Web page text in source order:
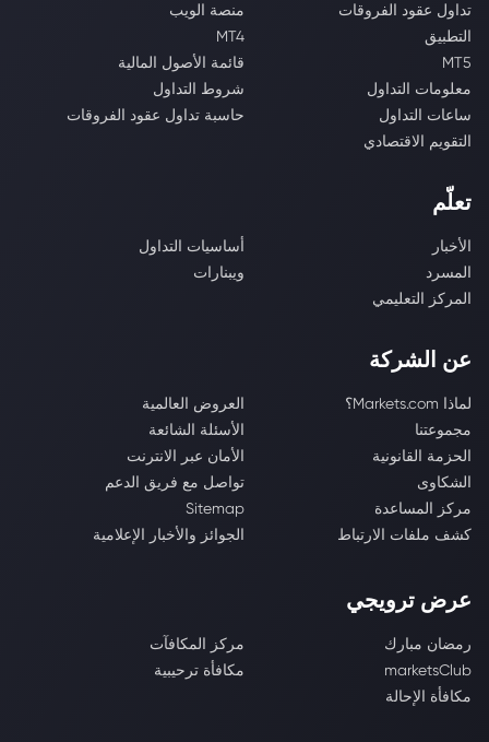
تداول عقود الفروقات
منصة الويب
التطبيق
MT4
MT5
قائمة الأصول المالية
معلومات التداول
شروط التداول
ساعات التداول
حاسبة تداول عقود الفروقات
التقويم الاقتصادي
تعلّم
الأخبار
أساسيات التداول
المسرد
ويبنارات
المركز التعليمي
عن الشركة
لماذا Markets.com؟
العروض العالمية
مجموعتنا
الأسئلة الشائعة
الحزمة القانونية
الأمان عبر الانترنت
الشكاوى
تواصل مع فريق الدعم
مركز المساعدة
Sitemap
كشف ملفات الارتباط
الجوائز والأخبار الإعلامية
عرض ترويجي
رمضان مبارك
مركز المكافآت
marketsClub
مكافأة ترحيبية
مكافأة الإحالة